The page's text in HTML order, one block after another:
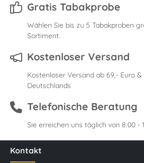
Gratis Tabakprobe
Wählen Sie bis zu 5 Tabakproben
Sortiment.
Kostenloser Versand
Kostenloser Versand ab 69,- Euro
Deutschlands
Telefonische Beratung
Sie erreichen uns täglich von 8:00 -
Kontakt